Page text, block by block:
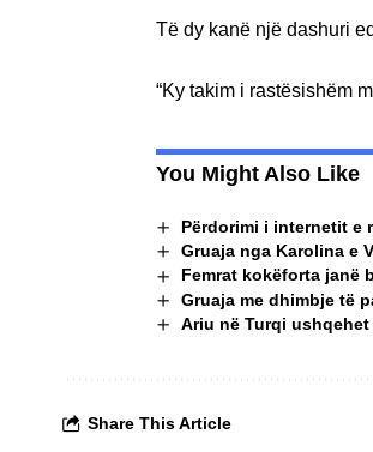
Të dy kanë një dashuri
“Ky takim i rastësishëm
You Might Also Like
Përdorimi i internetit e
Gruaja nga Karolina e
Femrat kokëforta janë
Gruaja me dhimbje të
Ariu në Turqi
Share This Article